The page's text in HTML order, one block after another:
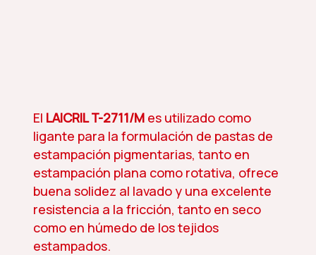
El LAICRIL T-2711/Mes utilizado como
ligante para la formulación de pastas de
estampación pigmentarias, tanto en
estampación plana como rotativa, ofrece
buena solidez al lavado y una excelente
resistencia a la fricción, tanto en seco
como en húmedo de los tejidos
estampados.